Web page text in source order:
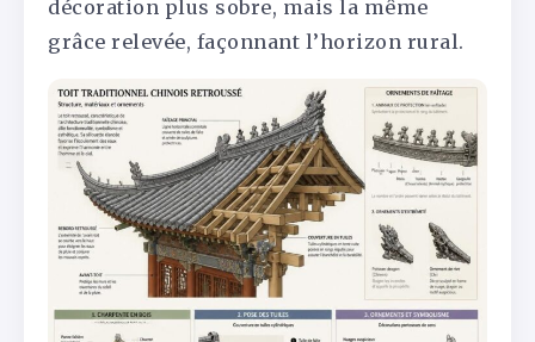
décoration plus sobre, mais la même
grâce relevée, façonnant l’horizon rural.